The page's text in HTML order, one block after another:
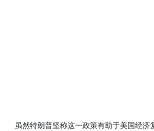
虽然特朗普坚称这一政策有助于美国经